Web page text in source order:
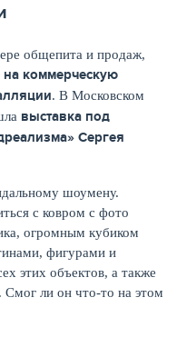
общепита и продаж,
коммерческую
. В Московском
выставка под
Сергея
шоумену.
с ковром с фото
огромным кубиком
фигурами и
этих объектов, а также
Смог ли он что-то на этом